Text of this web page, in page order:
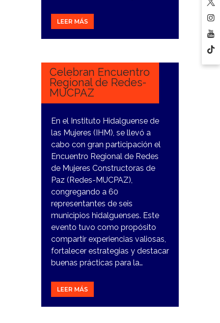
LEER MÁS
21
Celebran Encuentro
Regional de Redes-
MUCPAZ
En el Instituto Hidalguense de
las Mujeres (IHM), se llevó a
cabo con gran participación el
Encuentro Regional de Redes
de Mujeres Constructoras de
Paz (Redes-MUCPAZ),
congregando a 60
representantes de seis
municipios hidalguenses. Este
evento tuvo como propósito
compartir experiencias valiosas,
fortalecer estrategias y destacar
buenas prácticas para la…
LEER MÁS
14